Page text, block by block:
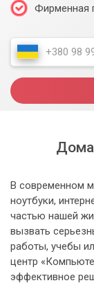
Фирменная
В современном
ноутбуки,
частью нашей
вызвать
работы, учебы
центр
эффективное